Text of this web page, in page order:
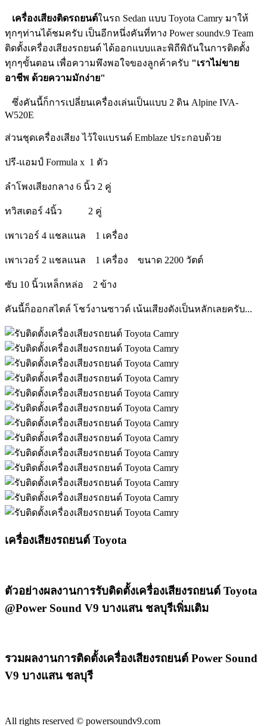
เครื่องเสียงติดรถยนต์ในรถ Sedan แบบ Toyota Camry มาให้
ทุกๆท่านได้ชมครับ เป็นอีกหนึ่งคันที่ทาง Power soundv.9 Team
ติดตั้งเครื่องเสียงรถยนต์ ได้ออกแบบและพิถีพิถันในการติดตั้ง
ทุกๆขั้นตอน เพื่อความพึงพอใจของลูกค้าครับ "เราไม่ขาย
อาชีพ ด้วยความมักง่าย"
ซึ่งคันนี้ก็การเปลี่ยนเครื่องเล่นเป็นแบบ 2 ดิน Alpine IVA-
W520E
ส่วนชุดเครื่องเสียง ไว้ใจแบรนด์ Emblaze ประกอบด้วย
ปรี-แอมป์ Formula x 1 ตัว
ลำโพงเสียงกลาง 6 นิ้ว 2 คู่
ทวิสเตอร์ 4นิ้ว 2 คู่
เพาเวอร์ 4 แชลแนล 1 เครื่อง
เพาเวอร์ 2 แชลแนล 1 เครื่อง ขนาด 2200 วัตต์
ซับ 10 นิ้วเหล็กหล่อ 2 ข้าง
คันนี้ก็ออกสไตล์ โชว์งานซาวด์ เน้นเสียงดังเป็นหลักเลยครับ...
เครื่องเสียงรถยนต์ Toyota
ตัวอย่างผลงานการรับติดตั้งเครื่องเสียงรถยนต์ Toyota
@Power Sound V9 บางแสน ชลบุรีเพิ่มเติม
รวมผลงานการติดตั้งเครื่องเสียงรถยนต์ Power Sound
V9 บางแสน ชลบุรี
All rights reserved © powersoundv9.com